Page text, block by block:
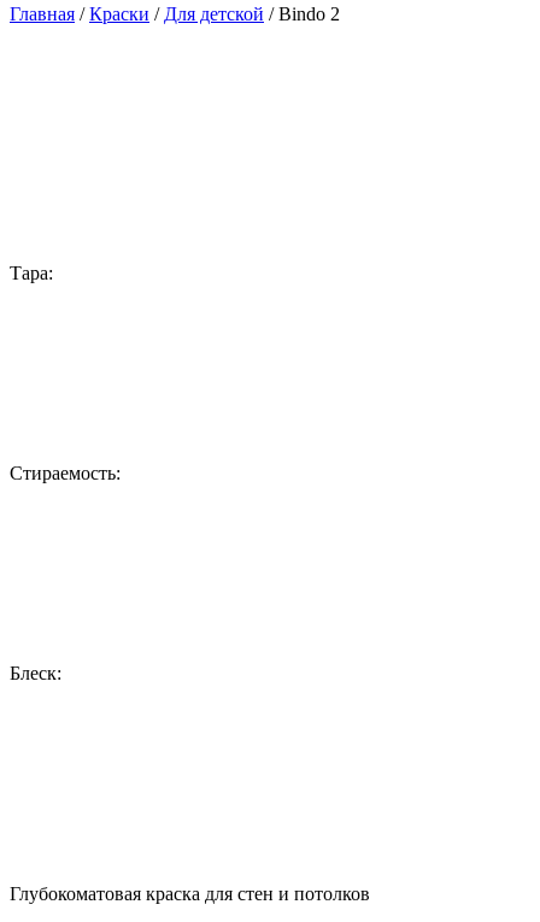
Главная /Краски / Для детской / Bindo 2
Тара:
Стираемость:
Блеск:
Глубокоматовая краска для стен и потолков